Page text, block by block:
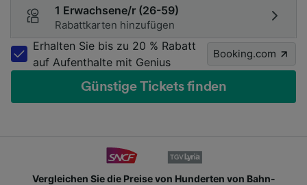
1 Erwachsene/r (26-59)
Rabattkarten hinzufügen
Erhalten Sie bis zu 20 % Rabatt
auf Aufenthalte mit Genius
Booking.com
Günstige Tickets finden
Sie die Preise von Hunderten von Bahn-